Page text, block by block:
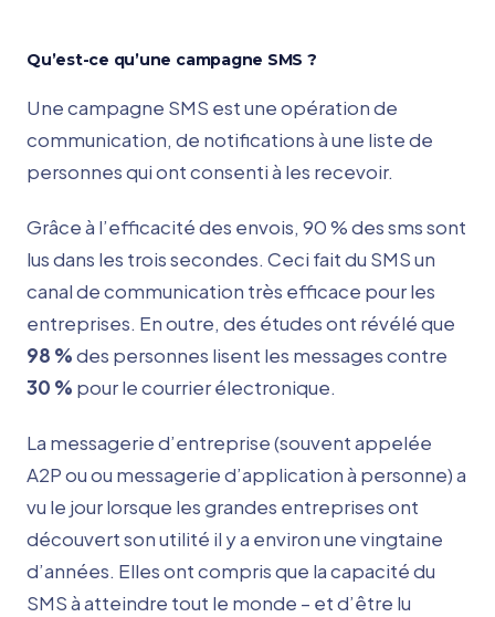
Qu’est-ce qu’une campagne SMS ?
Une campagne SMS est une opération de
communication, de notifications à une liste de
personnes qui ont consenti à les recevoir.
Grâce à l’efficacité des envois, 90 % des sms sont
lus dans les trois secondes. Ceci fait du SMS un
canal de communication très efficace pour les
entreprises. En outre, des études ont révélé que
98 %des personnes lisent les messages contre
30 % pour le courrier électronique.
La messagerie d’entreprise (souvent appelée
A2P ou ou messagerie d’application à personne) a
vu le jour lorsque les grandes entreprises ont
découvert son utilité il y a environ une vingtaine
d’années. Elles ont compris que la capacité du
SMS à atteindre tout le monde – et d’être lu